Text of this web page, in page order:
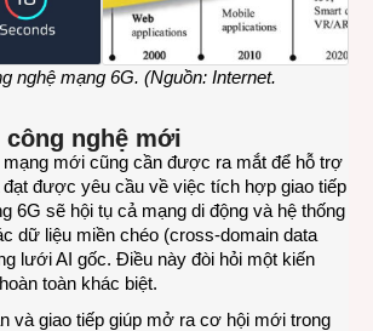
nghệ mạng 6G. (Nguồn: Internet.
nghệ mới
mới cũng cần được ra mắt để hỗ trợ
được yêu cầu về việc tích hợp giao tiếp
6G sẽ hội tụ cả mạng di động và hệ thống
dữ liệu miền chéo (cross-domain data
lưới AI gốc. Điều này đòi hỏi một kiến
toàn khác biệt.
và giao tiếp giúp mở ra cơ hội mới trong